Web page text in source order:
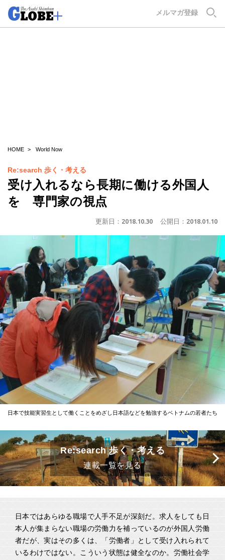
メルマガ登録
HOME World Now
Re:search 歩く・考える
受け入れるなら長期に働ける外国人
を 専門家の視点
更新日： 2018.10.30 公開日： 2018.01.10
日本で技能実習生として働くことをめざし日本語などを勉強するベトナムの若者たち
Re:search 歩く・考える
連載一覧を見る
日本ではあらゆる職場で人手不足が深刻だ。求人をしても日
本人が集まらない職場の労働力を補っているのが外国人労働
者だが、実はその多くは、「労働者」として受け入れられて
いるわけではない。こういう状態は健全なのか。労働社会学